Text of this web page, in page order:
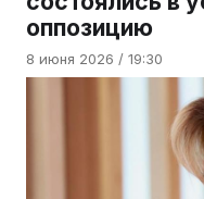
оппозицию
8 июня 2026 / 19:30